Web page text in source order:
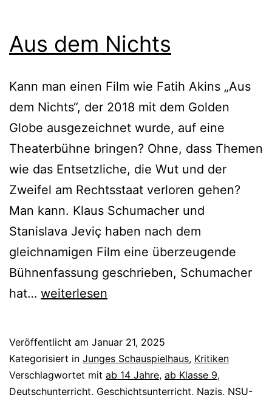
Aus dem Nichts
Kann man einen Film wie Fatih Akins „Aus
dem Nichts“, der 2018 mit dem Golden
Globe ausgezeichnet wurde, auf eine
Theaterbühne bringen? Ohne, dass Themen
wie das Entsetzliche, die Wut und der
Zweifel am Rechtsstaat verloren gehen?
Man kann. Klaus Schumacher und
Stanislava Jeviç haben nach dem
gleichnamigen Film eine überzeugende
Bühnenfassung geschrieben, Schumacher
hat… Aus
weiterlesen
Veröffentlicht am Januar 21, 2025
Kategorisiert in Junges Schauspielhaus, Kritiken
Verschlagwortet mit ab 14 Jahre, ab Klasse 9,
Deutschunterricht, Geschichtsunterricht, Nazis, NSU-